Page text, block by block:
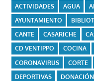
ACTIVIDADES AGUA
AYUNTAMIENTO
CANTE
CASARICHE
CD VENTIPPO
COCINA
CORONAVIRUS
CORTE
DEPORTIVAS
DONACIÓN